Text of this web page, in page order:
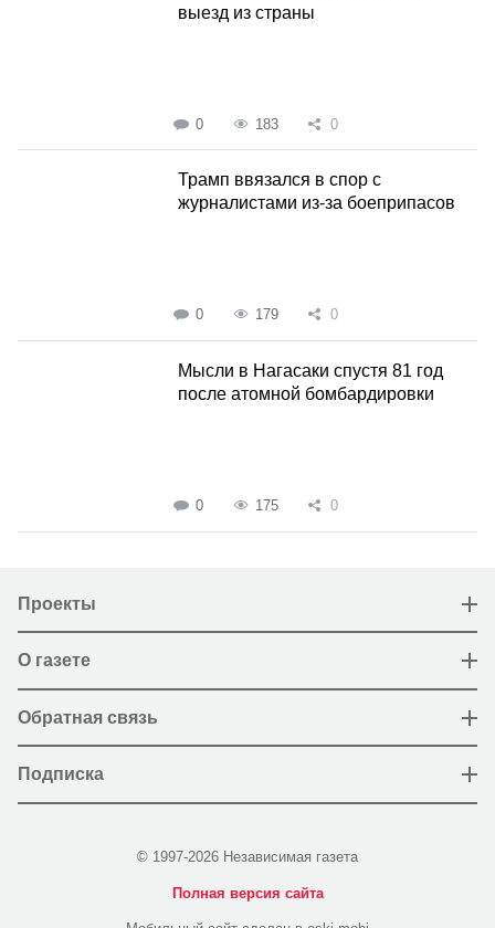
выезд из страны
0 183 0
Трамп ввязался в спор с
журналистами из-за боеприпасов
0 179 0
Мысли в Нагасаки спустя 81 год
после атомной бомбардировки
0 175 0
Проекты
О газете
Обратная связь
Подписка
© 1997-2026 Независимая газета
Полная версия сайта